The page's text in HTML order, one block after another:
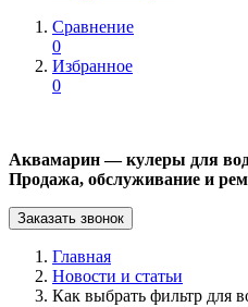
Сравнение
0
Избранное
0
Аквамарин — кулеры для
Продажа, обслуживание и
Заказать звонок
Главная
Новости и статьи
Как выбрать фильтр для